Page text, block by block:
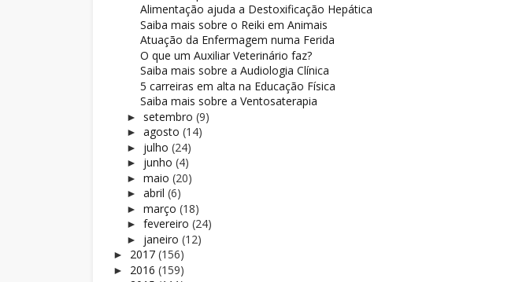
Alimentação ajuda a Destoxificação Hepática
Saiba mais sobre o Reiki em Animais
Atuação da Enfermagem numa Ferida
O que um Auxiliar Veterinário faz?
Saiba mais sobre a Audiologia Clínica
5 carreiras em alta na Educação Física
Saiba mais sobre a Ventosaterapia
► setembro (9)
► agosto (14)
► julho (24)
► junho (4)
► maio (20)
► abril (6)
► março (18)
► fevereiro (24)
► janeiro (12)
► 2017 (156)
► 2016 (159)